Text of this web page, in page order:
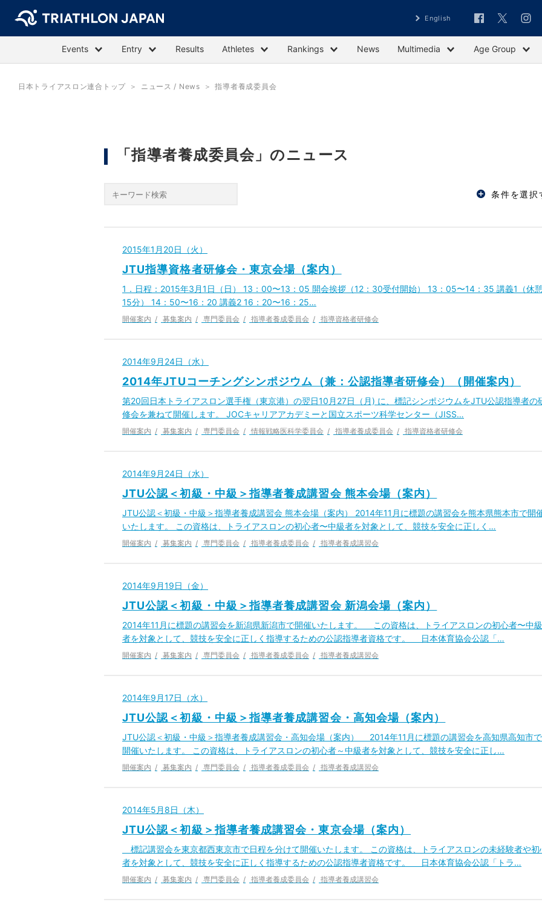
English
Events Entry Results Athletes Rankings News Multimedia Age Group
日本トライアスロン連合トップ ニュース / News 指導者養成委員会
「指導者養成委員会」のニュース
条件を選択
2015年1月20日（火）
JTU指導資格者研修会・東京会場（案内）
1．日程：2015年3月1日（日） 13：00〜13：05 開会挨拶（12：30受付開始） 13：05〜14：35 講義1（休
15分） 14：50〜16：20 講義2 16：20〜16：25…
開催案内 募集案内 専門委員会 指導者養成委員会 指導資格者研修会
2014年9月24日（水）
2014年JTUコーチングシンポジウム（兼：公認指導者研修会）（開催案内）
第20回日本トライアスロン選手権（東京港）の翌日10月27日（月) に、標記シンポジウムをJTU公認指導者の
修会を兼ねて開催します。 JOCキャリアアカデミーと国立スポーツ科学センター（JISS…
開催案内 募集案内 専門委員会 情報戦略医科学委員会 指導者養成委員会 指導資格者研修会
2014年9月24日（水）
JTU公認＜初級・中級＞指導者養成講習会 熊本会場（案内）
JTU公認＜初級・中級＞指導者養成講習会 熊本会場（案内） 2014年11月に標題の講習会を熊本県熊本市で開
いたします。 この資格は、トライアスロンの初心者〜中級者を対象として、競技を安全に正しく…
開催案内 募集案内 専門委員会 指導者養成委員会 指導者養成講習会
2014年9月19日（金）
JTU公認＜初級・中級＞指導者養成講習会 新潟会場（案内）
2014年11月に標題の講習会を新潟県新潟市で開催いたします。 この資格は、トライアスロンの初心者〜中級
者を対象として、競技を安全に正しく指導するための公認指導者資格です。 日本体育協会公認「…
開催案内 募集案内 専門委員会 指導者養成委員会 指導者養成講習会
2014年9月17日（水）
JTU公認＜初級・中級＞指導者養成講習会・高知会場（案内）
JTU公認＜初級・中級＞指導者養成講習会・高知会場（案内） 2014年11月に標題の講習会を高知県高知市で
開催いたします。 この資格は、トライアスロンの初心者～中級者を対象として、競技を安全に正し…
開催案内 募集案内 専門委員会 指導者養成委員会 指導者養成講習会
2014年5月8日（木）
JTU公認＜初級＞指導者養成講習会・東京会場（案内）
標記講習会を東京都西東京市で日程を分けて開催いたします。 この資格は、トライアスロンの未経験者や初
者を対象として、競技を安全に正しく指導するための公認指導者資格です。 日本体育協会公認「トラ…
開催案内 募集案内 専門委員会 指導者養成委員会 指導者養成講習会